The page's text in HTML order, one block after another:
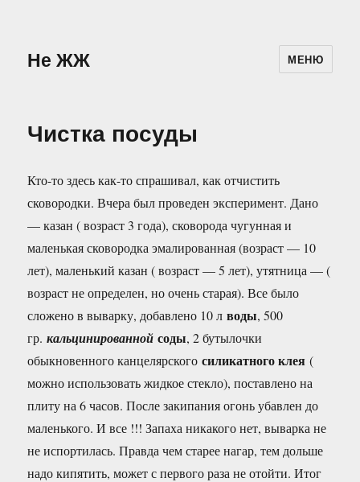
Не ЖЖ МЕНЮ
Чистка посуды
Кто-то здесь как-то спрашивал, как отчистить
сковородки. Вчера был проведен эксперимент. Дано
— казан ( возраст 3 года), сковорода чугунная и
маленькая сковородка эмалированная (возраст — 10
лет), маленький казан ( возраст — 5 лет), утятница — (
возраст не определен, но очень старая). Все было
сложено в выварку, добавлено 10 лводы, 500
гр.кальцинированной соды, 2 бутылочки
обыкновенного канцелярскогосиликатного клея (
можно использовать жидкое стекло), поставлено на
плиту на 6 часов. После закипания огонь убавлен до
маленького. И все !!! Запаха никакого нет, выварка не
не испортилась. Правда чем старее нагар, тем дольше
надо кипятить, может с первого раза не отойти. Итог